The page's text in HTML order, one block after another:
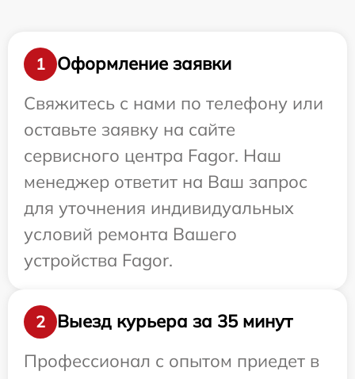
1
Оформление заявки
Свяжитесь с нами по телефону или
оставьте заявку на сайте
сервисного центра Fagor. Наш
менеджер ответит на Ваш запрос
для уточнения индивидуальных
условий ремонта Вашего
устройства Fagor.
2
Выезд курьера за 35 минут
Профессионал с опытом приедет в